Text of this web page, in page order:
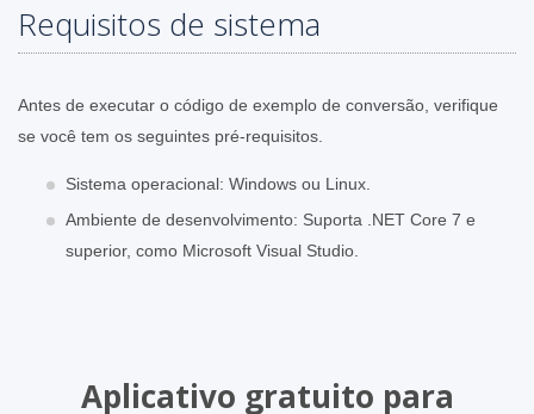
Requisitos de sistema
Antes de executar o código de exemplo de conversão, verifique
se você tem os seguintes pré-requisitos.
Sistema operacional: Windows ou Linux.
Ambiente de desenvolvimento: Suporta .NET Core 7 e
superior, como Microsoft Visual Studio.
Aplicativo gratuito para